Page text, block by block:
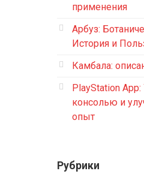
применения
Арбуз:
История и
Камбала:
PlayStation App:
консолью и
опыт
Рубрики